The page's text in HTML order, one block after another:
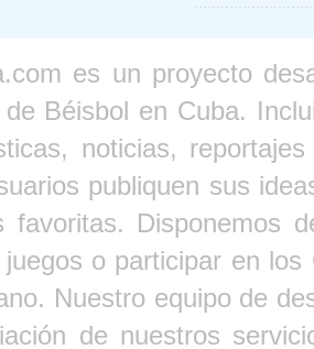
es un proyecto
Béisbol en Cuba.
noticias,
publiquen sus
favoritas. Disponemos
o participar en
Nuestro equipo de
de nuestros